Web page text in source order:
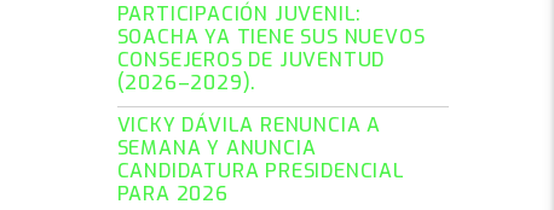
PARTICIPACIÓN JUVENIL:
SOACHA YA TIENE SUS NUEVOS
CONSEJEROS DE JUVENTUD
(2026–2029).
VICKY DÁVILA RENUNCIA A
SEMANA Y ANUNCIA
CANDIDATURA PRESIDENCIAL
PARA 2026